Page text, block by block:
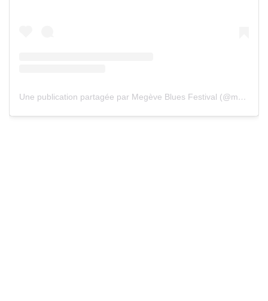
Une publication partagée par Megève Blues Festival (@megevebluesfestival)